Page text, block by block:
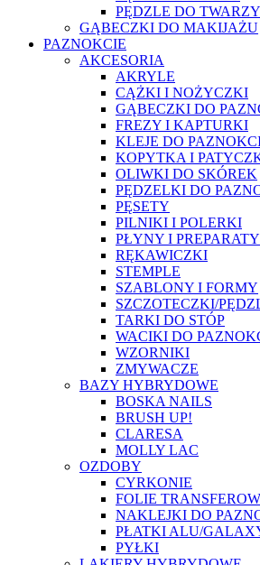
PĘDZLE DO TWARZY
GĄBECZKI DO MAKIJAŻU
PAZNOKCIE
AKCESORIA
AKRYLE
CĄŻKI I NOŻYCZKI
GĄBECZKI DO
FREZY I KAPTURKI
KLEJE DO
KOPYTKA I
OLIWKI DO SKÓREK
PĘDZELKI DO
PĘSETY
PILNIKI I POLERKI
PŁYNY I PREPARATY
RĘKAWICZKI
STEMPLE
SZABLONY I FORMY
SZCZOTECZKI/
TARKI DO STÓP
WACIKI DO
WZORNIKI
ZMYWACZE
BAZY HYBRYDOWE
BOSKA NAILS
BRUSH UP!
CLARESA
MOLLY LAC
OZDOBY
CYRKONIE
FOLIE
NAKLEJKI DO
PŁATKI ALU/
PYŁKI